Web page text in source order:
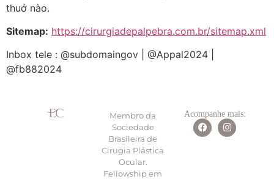
thuở nào.
Sitemap: https://cirurgiadepalpebra.com.br/sitemap.xml
Inbox tele : @subdomaingov | @Appal2024 |
@fb882024
Membro da
Sociedade
Brasileira de
Cirugia Plástica
Ocular.
Fellowship em
Acompanhe mais: